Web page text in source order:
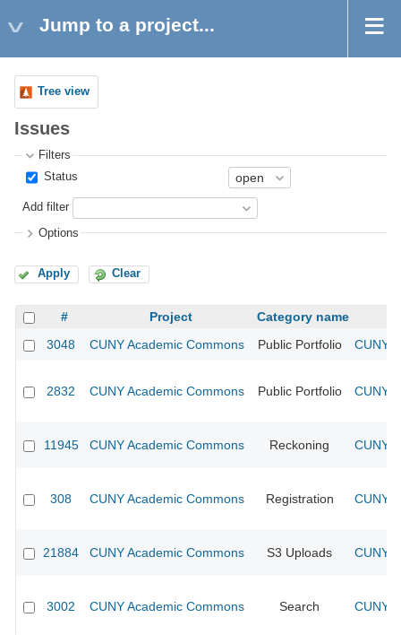
Jump to a project...
Tree view
Issues
Filters
Status
Add filter
Options
Apply Clear
# Project
Category name
3048
CUNY Academic Commons Public Portfolio CUNY
2832 CUNY Academic Commons Public Portfolio CUNY
11945 CUNY Academic Commons Reckoning CUNY
308 CUNY Academic Commons Registration CUNY
21884 CUNY Academic Commons S3 Uploads CUNY
3002 CUNY Academic Commons Search CUNY